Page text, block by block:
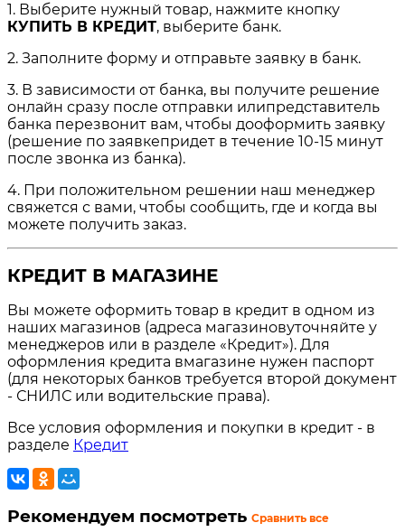
1. Выберите нужный товар, нажмите кнопку
КУПИТЬ В КРЕДИТ, выберите банк.
2. Заполните форму и отправьте заявку в банк.
3. В зависимости от банка, вы получите решение
онлайн сразу после отправки илипредставитель
банка перезвонит вам, чтобы дооформить заявку
(решение по заявкепридет в течение 10-15 минут
после звонка из банка).
4. При положительном решении наш менеджер
свяжется с вами, чтобы сообщить, где и когда вы
можете получить заказ.
КРЕДИТ В МАГАЗИНЕ
Вы можете оформить товар в кредит в одном из
наших магазинов (адреса магазиновуточняйте у
менеджеров или в разделе «Кредит»). Для
оформления кредита вмагазине нужен паспорт
(для некоторых банков требуется второй документ
- СНИЛС или водительские права).
Все условия оформления и покупки в кредит - в
разделе Кредит
Рекомендуем посмотреть Сравнить все